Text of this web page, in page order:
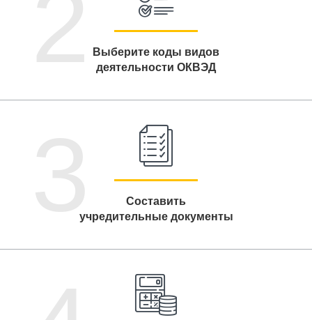
Выберите коды видов
деятельности ОКВЭД
Составить
учредительные документы